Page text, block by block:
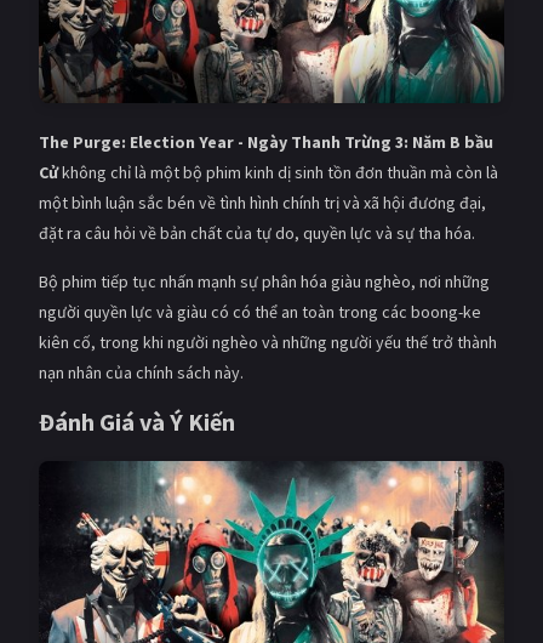
The Purge: Election Year - Ngày Thanh Trừng 3: Năm B bầu
Cửkhông chỉ là một bộ phim kinh dị sinh tồn đơn thuần mà còn là
một bình luận sắc bén về tình hình chính trị và xã hội đương đại,
đặt ra câu hỏi về bản chất của tự do, quyền lực và sự tha hóa.
Bộ phim tiếp tục nhấn mạnh sự phân hóa giàu nghèo, nơi những
người quyền lực và giàu có có thể an toàn trong các boong-ke
kiên cố, trong khi người nghèo và những người yếu thế trở thành
nạn nhân của chính sách này.
Đánh Giá và Ý Kiến